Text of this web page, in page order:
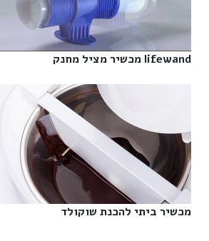
lifewand מכשיר מציל מחנק‎
מכשיר ביתי להכנת שוקולד‎